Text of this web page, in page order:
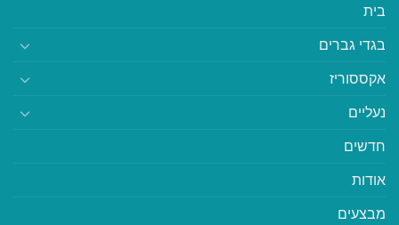
בית
בגדי גברים
אקססוריז
נעליים
חדשים
אודות
מבצעים